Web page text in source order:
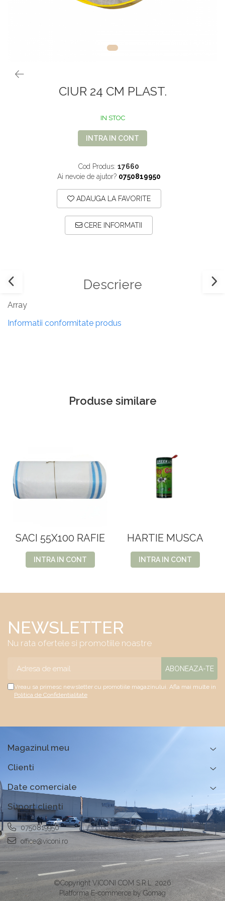
UNICA FOLOSINTA
CIUR 24 CM PLAST.
IN STOC
INTRA IN CONT
Cod Produs: 17660
Ai nevoie de ajutor? 0750819950
ADAUGA LA FAVORITE
CERE INFORMATII
Descriere
Array
Informatii conformitate produs
Produse similare
SACI 55X100 RAFIE
INTRA IN CONT
HARTIE MUSCA
INTRA IN CONT
NEWSLETTER
Nu rata ofertele si promotiile noastre
Vreau sa primesc newsletter cu promotiile magazinului. Afla mai multe in
Politica de Confidentialitate
Magazinul meu
Clienti
Date comerciale
Suport clienti
0750819950
office@viconi.ro
©Copyright VICONI COM S.R.L. 2026
Platforma E-commerce by Gomag